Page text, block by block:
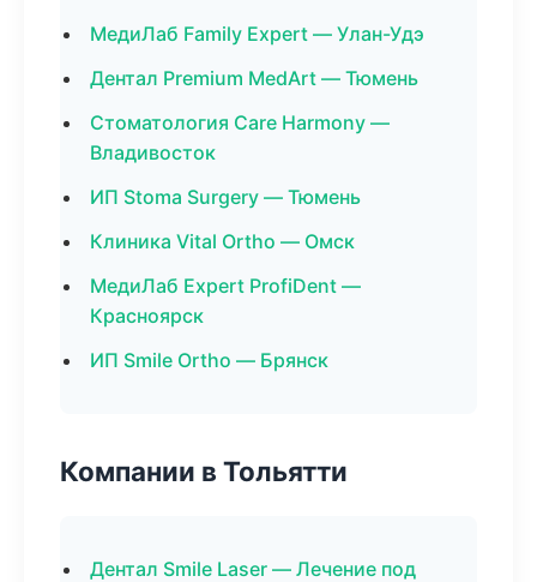
МедиЛаб Family Expert — Улан-Удэ
Дентал Premium MedArt — Тюмень
Стоматология Care Harmony —
Владивосток
ИП Stoma Surgery — Тюмень
Клиника Vital Ortho — Омск
МедиЛаб Expert ProfiDent —
Красноярск
ИП Smile Ortho — Брянск
Компании в Тольятти
Дентал Smile Laser — Лечение под